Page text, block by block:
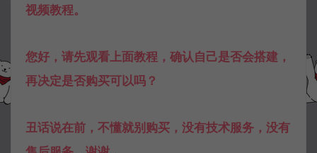
视频教程。
您好，请先观看上面教程，确认自己是否会搭建，
再决定是否购买可以吗？
丑话说在前，不懂就别购买，没有技术服务，没有